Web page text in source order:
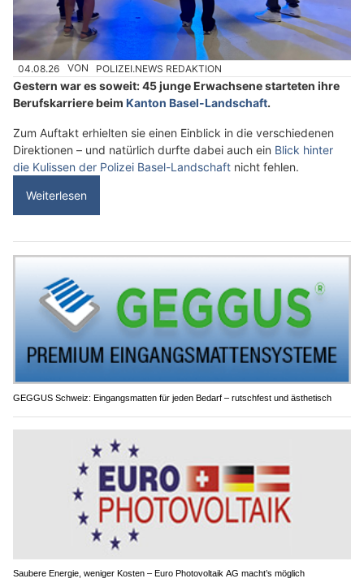
04.08.26 VON POLIZEI.NEWS REDAKTION
Gestern war es soweit: 45 junge Erwachsene starteten ihre
Berufskarriere beimKanton Basel-Landschaft
Zum Auftakt erhielten sie einen Einblick in die verschiedenen
die Kulissen der Polizei Basel-Landschaftnicht fehlen.
Weiterlesen
Saubere Energie, weniger Kosten – Euro Photovoltaik AG macht’s möglich